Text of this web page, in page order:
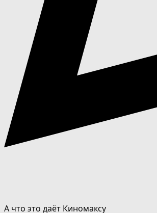
А что это даёт Киномаксу